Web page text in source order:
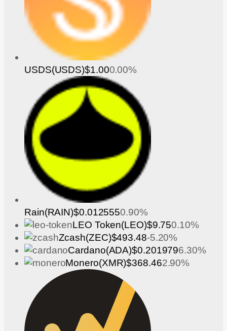
USDS(USDS)$1.000.00%
Rain(RAIN)$0.0125550.90%
LEO Token(LEO)$9.750.10%
Zcash(ZEC)$493.48-5.20%
Cardano(ADA)$0.2019796.30%
Monero(XMR)$368.462.90%